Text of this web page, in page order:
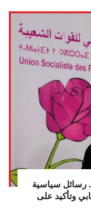
رسائل سياسية
وتأكيد على